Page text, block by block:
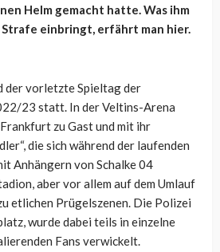
Helm gemacht hatte. Was ihm
einbringt, erfährt man hier.
der vorletzte Spieltag der
23 statt. In der Veltins-Arena
zu Gast und mit ihr
die sich während der laufenden
Anhängern von Schalke 04
aber vor allem auf dem Umlauf
etlichen Prügelszenen. Die Polizei
wurde dabei teils in einzelne
Fans verwickelt.